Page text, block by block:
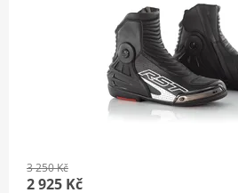
3 250 Kč
2 925 Kč